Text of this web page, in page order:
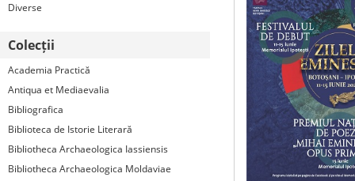
Diverse
Colecții
Academia Practică
Antiqua et Mediaevalia
Bibliografica
Biblioteca de Istorie Literară
Bibliotheca Archaeologica Iassiensis
Bibliotheca Archaeologica Moldaviae